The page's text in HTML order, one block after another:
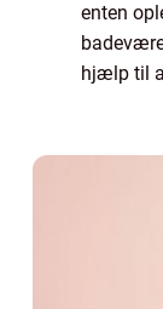
enten
hjælp til